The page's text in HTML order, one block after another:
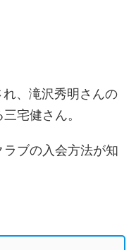
、滝沢秀明さんの
宅健さん。
ブの入会方法が知